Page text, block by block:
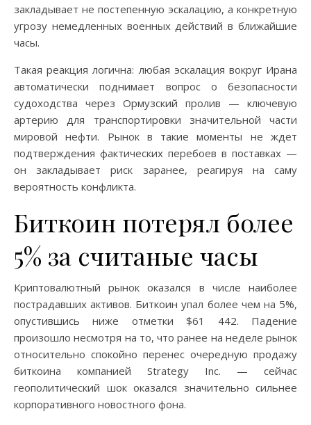
закладывает не постепенную эскалацию, а конкретную
угрозу немедленных военных действий в ближайшие
часы.
Такая реакция логична: любая эскалация вокруг Ирана
автоматически поднимает вопрос о безопасности
судоходства через Ормузский пролив — ключевую
артерию для транспортировки значительной части
мировой нефти. Рынок в такие моменты не ждет
подтверждения фактических перебоев в поставках —
он закладывает риск заранее, реагируя на саму
вероятность конфликта.
Биткоин потерял более
5% за считаные часы
Криптовалютный рынок оказался в числе наиболее
пострадавших активов. Биткоин упал более чем на 5%,
опустившись ниже отметки $61 442. Падение
произошло несмотря на то, что ранее на неделе рынок
относительно спокойно перенес очередную продажу
биткоина компанией Strategy Inc. — сейчас
геополитический шок оказался значительно сильнее
корпоративного новостного фона.